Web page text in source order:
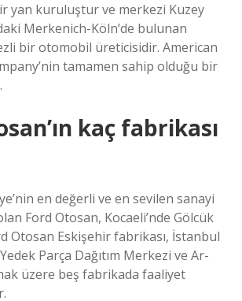
yan kuruluştur ve merkezi Kuzey
Merkenich-Köln’de bulunan
bir otomobil üreticisidir. American
tamamen sahip olduğu bir
kaç fabrikası
en değerli ve en sevilen sanayi
Ford Otosan, Kocaeli’nde Gölcük
Otosan Eskişehir fabrikası, İstanbul
Parça Dağıtım Merkezi ve Ar-
üzere beş fabrikada faaliyet